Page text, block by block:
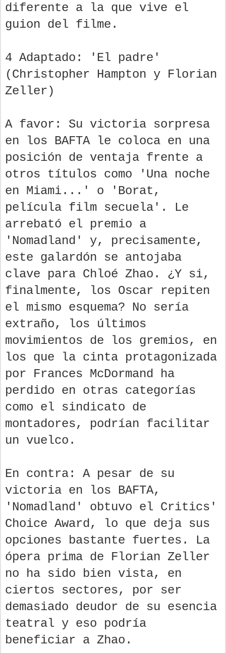
diferente a la que vive el
guion del filme.
4 Adaptado: 'El padre'
(Christopher Hampton y Florian
Zeller)
A favor: Su victoria sorpresa
en los BAFTA le coloca en una
posición de ventaja frente a
otros títulos como 'Una noche
en Miami...' o 'Borat,
película film secuela'. Le
arrebató el premio a
'Nomadland' y, precisamente,
este galardón se antojaba
clave para Chloé Zhao. ¿Y si,
finalmente, los Oscar repiten
el mismo esquema? No sería
extraño, los últimos
movimientos de los gremios, en
los que la cinta protagonizada
por Frances McDormand ha
perdido en otras categorías
como el sindicato de
montadores, podrían facilitar
un vuelco.
En contra: A pesar de su
victoria en los BAFTA,
'Nomadland' obtuvo el Critics'
Choice Award, lo que deja sus
opciones bastante fuertes. La
ópera prima de Florian Zeller
no ha sido bien vista, en
ciertos sectores, por ser
demasiado deudor de su esencia
teatral y eso podría
beneficiar a Zhao.